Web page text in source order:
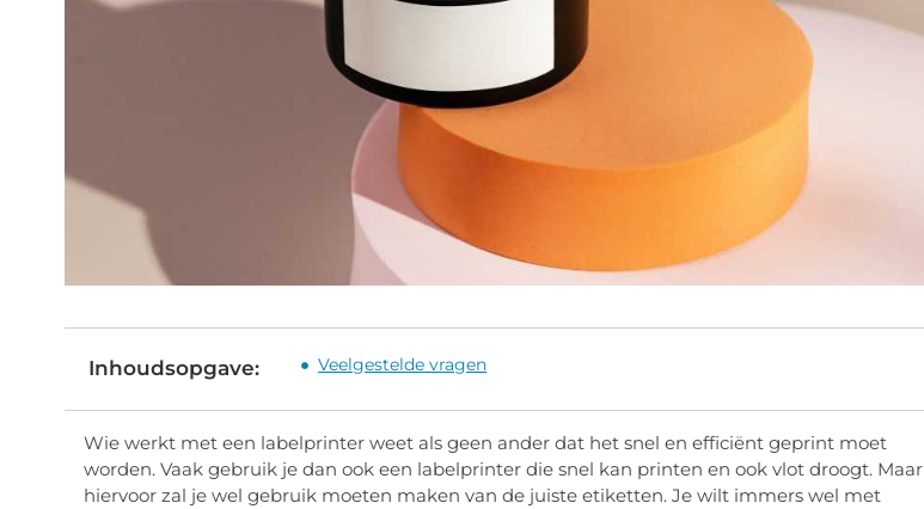
Inhoudsopgave: Veelgestelde vragen
Wie werkt met een labelprinter weet als geen ander dat het snel en efficiënt geprint moet
worden. Vaak gebruik je dan ook een labelprinter die snel kan printen en ook vlot droogt. Maar
hiervoor zal je wel gebruik moeten maken van de juiste etiketten. Je wilt immers wel met